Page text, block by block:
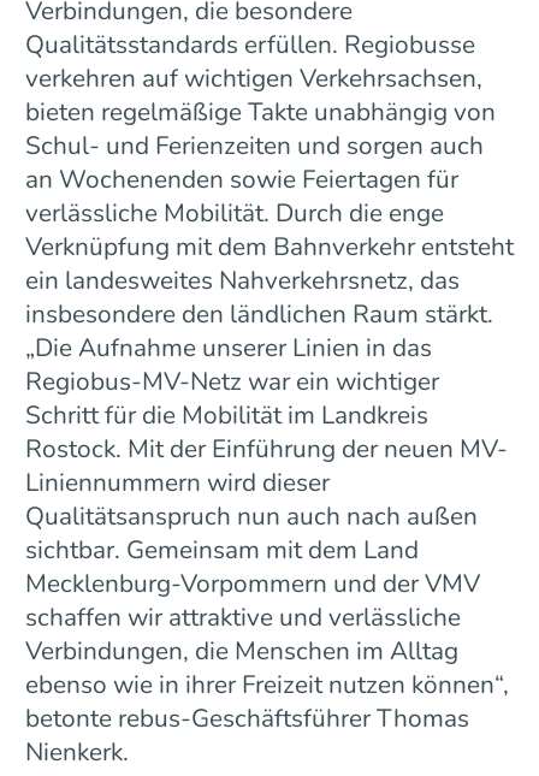
Verbindungen, die besondere
Qualitätsstandards erfüllen. Regiobusse
verkehren auf wichtigen Verkehrsachsen,
bieten regelmäßige Takte unabhängig von
Schul- und Ferienzeiten und sorgen auch
an Wochenenden sowie Feiertagen für
verlässliche Mobilität. Durch die enge
Verknüpfung mit dem Bahnverkehr entsteht
ein landesweites Nahverkehrsnetz, das
insbesondere den ländlichen Raum stärkt.
„Die Aufnahme unserer Linien in das
Regiobus-MV-Netz war ein wichtiger
Schritt für die Mobilität im Landkreis
Rostock. Mit der Einführung der neuen MV-
Liniennummern wird dieser
Qualitätsanspruch nun auch nach außen
sichtbar. Gemeinsam mit dem Land
Mecklenburg-Vorpommern und der VMV
schaffen wir attraktive und verlässliche
Verbindungen, die Menschen im Alltag
ebenso wie in ihrer Freizeit nutzen können“,
betonte rebus-Geschäftsführer Thomas
Nienkerk.